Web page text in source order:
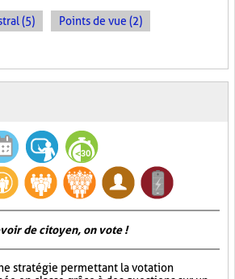
(5) Points de vue (2)
de citoyen, on vote !
stratégie permettant la votation